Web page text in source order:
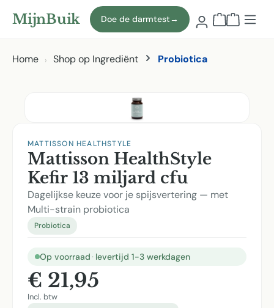
Naar hoofdinhoud
MijnBuik Doe de darmtest→
Home Shop op Ingrediënt Probiotica
MATTISSON HEALTHSTYLE
Mattisson HealthStyle
Kefir 13 miljard cfu
Dagelijkse keuze voor je spijsvertering — met
Multi-strain probiotica
Probiotica
Op voorraad · levertijd 1-3 werkdagen
€ 21,95
Incl. btw